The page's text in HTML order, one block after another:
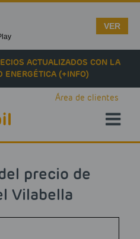
ACTUALIZADOS CON LA
ENERGÉTICA (+INFO)
Área de clientes
precio de
Vilabella
VER